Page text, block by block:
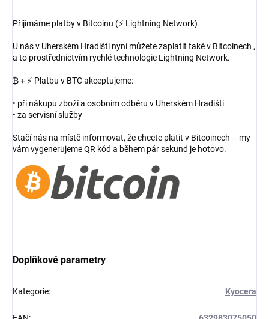
Přijímáme platby v Bitcoinu (⚡ Lightning Network)
U nás v Uherském Hradišti nyní můžete zaplatit také v Bitcoinech ,
a to prostřednictvím rychlé technologie Lightning Network.
₿ + ⚡ Platbu v BTC akceptujeme:
• při nákupu zboží a osobním odběru v Uherském Hradišti
• za servisní služby
Stačí nás na místě informovat, že chcete platit v Bitcoinech – my
vám vygenerujeme QR kód a během pár sekund je hotovo.
Doplňkové parametry
Kategorie: Kyocera